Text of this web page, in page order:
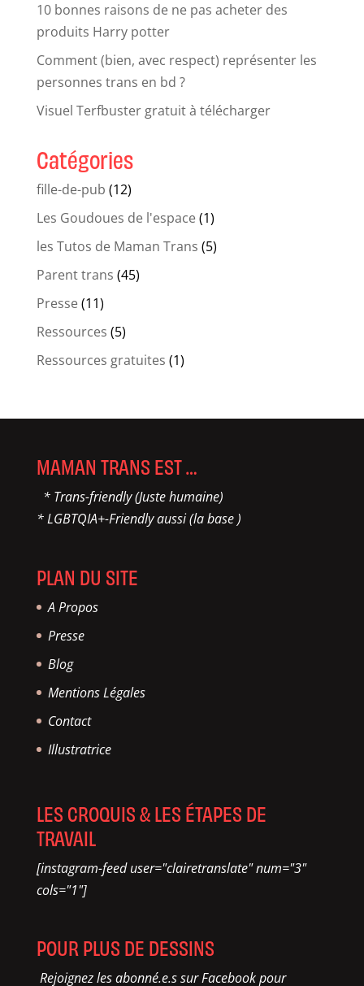
10 bonnes raisons de ne pas acheter des
produits Harry potter
Comment (bien, avec respect) représenter les
personnes trans en bd ?
Visuel Terfbuster gratuit à télécharger
Catégories
fille-de-pub (12)
Les Goudoues de l'espace(1)
les Tutos de Maman Trans (5)
Parent trans (45)
Presse(11)
Ressources (5)
Ressources gratuites (1)
MAMAN TRANS EST …
* Trans-friendly (Juste humaine)
* LGBTQIA+-Friendly aussi (la base )
PLAN DU SITE
A Propos
Presse
Blog
Mentions Légales
Contact
Illustratrice
LES CROQUIS & LES ÉTAPES DE
TRAVAIL
[instagram-feed user="clairetranslate" num="3"
cols="1"]
POUR PLUS DE DESSINS
Rejoignez les abonné.e.s sur Facebook pour